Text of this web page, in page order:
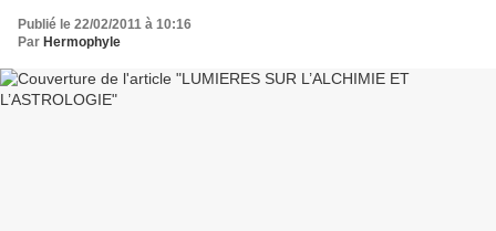
Publié le 22/02/2011 à 10:16
Par Hermophyle